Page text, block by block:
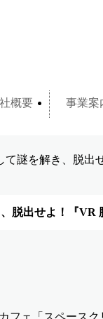
概要 事業案
て謎を解き、脱出
脱出せよ！『VR